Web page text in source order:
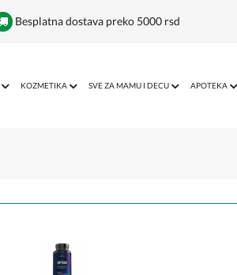
Besplatna dostava preko 5000 rsd
KOZMETIKA SVE ZA MAMU I DECU APOTEKA